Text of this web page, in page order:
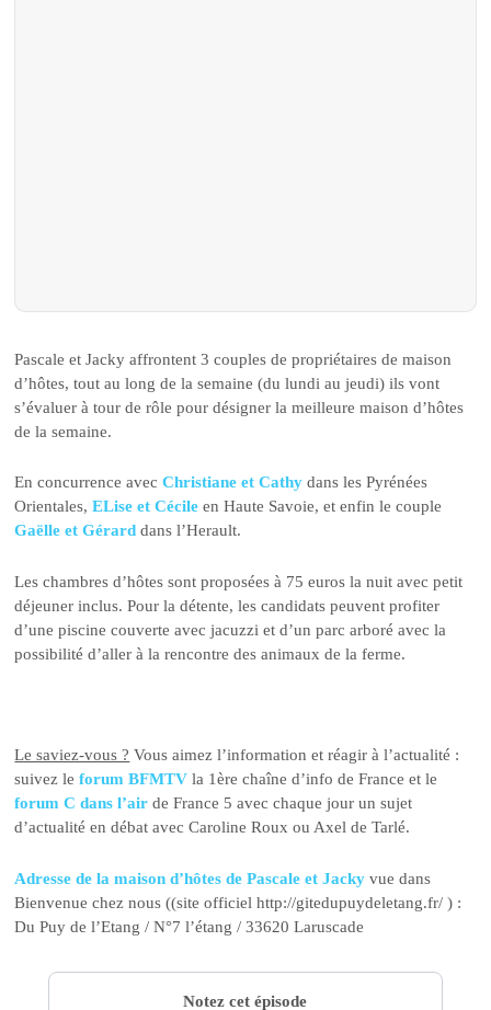
Pascale et Jacky affrontent 3 couples de propriétaires de maison
d’hôtes, tout au long de la semaine (du lundi au jeudi) ils vont
s’évaluer à tour de rôle pour désigner la meilleure maison d’hôtes
de la semaine.
En concurrence avecChristiane et Cathy dans les Pyrénées
Orientales,ELise et Cécile en Haute Savoie, et enfin le couple
Gaëlle et Gérard dans l’Herault.
Les chambres d’hôtes sont proposées à 75 euros la nuit avec petit
déjeuner inclus. Pour la détente, les candidats peuvent profiter
d’une piscine couverte avec jacuzzi et d’un parc arboré avec la
possibilité d’aller à la rencontre des animaux de la ferme.
Le saviez-vous ? Vous aimez l’information et réagir à l’actualité :
suivez leforum BFMTV la 1ère chaîne d’info de France et le
forum C dans l’air de France 5 avec chaque jour un sujet
d’actualité en débat avec Caroline Roux ou Axel de Tarlé.
Adresse de la maison d’hôtes de Pascale et Jacky vue dans
Bienvenue chez nous ((site officiel http://gitedupuydeletang.fr/ ) :
Du Puy de l’Etang / N°7 l’étang / 33620 Laruscade
Notez cet épisode